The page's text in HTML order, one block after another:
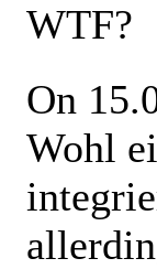
WTF?
On
Wohl